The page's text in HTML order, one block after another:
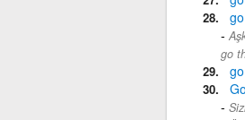
go
go
go
Go